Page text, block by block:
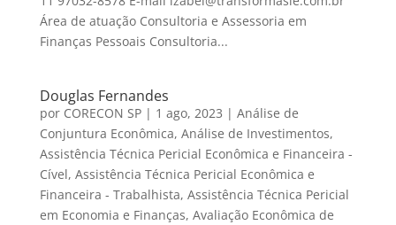
Área de atuação Consultoria e Assessoria em
Finanças Pessoais Consultoria...
Douglas Fernandes
por CORECON SP| 1 ago, 2023 | Análise de
Conjuntura Econômica, Análise de Investimentos,
Assistência Técnica Pericial Econômica e Financeira -
Cível, Assistência Técnica Pericial Econômica e
Financeira - Trabalhista, Assistência Técnica Pericial
em Economia e Finanças, Avaliação Econômica de